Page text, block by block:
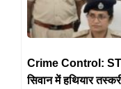
Crime Control:
सिवान में हथियार